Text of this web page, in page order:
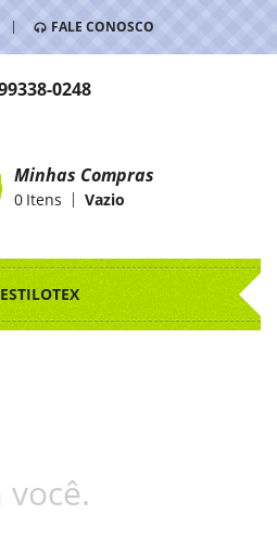
FALE CONOSCO
0248
Minhas Compras
Itens
0 Vazio
ESTILOTEX